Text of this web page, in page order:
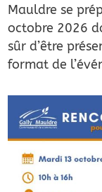
Mauldre se
octobre 2026
sûr d’être
format de